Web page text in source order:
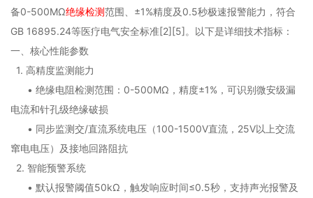
备0-500MΩ绝缘检测范围、±1%精度及0.5秒极速报警能力，符合
GB 16895.24等医疗电气安全标准[2][5]。以下是详细技术指标：
一、核心性能参数
1. 高精度监测能力
• 绝缘电阻检测范围：0-500MΩ，精度±1%，可识别微安级漏
电流和针孔级绝缘破损
• 同步监测交/直流系统电压（100-1500V直流，25V以上交流
窜电电压）及接地回路阻抗
2. 智能预警系统
• 默认报警阈值50kΩ，触发响应时间≤0.5秒，支持声光报警及